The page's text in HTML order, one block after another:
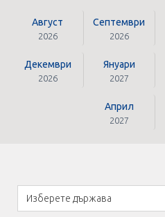
Документи
Стандартен Формуляр
Август
2026
Септември
2026
Декември
2026
Януари
2027
Април
2027